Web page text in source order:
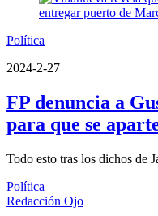
Política
2024-2-27
FP denuncia a
para que se
Todo esto tras los dichos de
Política
Redacción Ojo